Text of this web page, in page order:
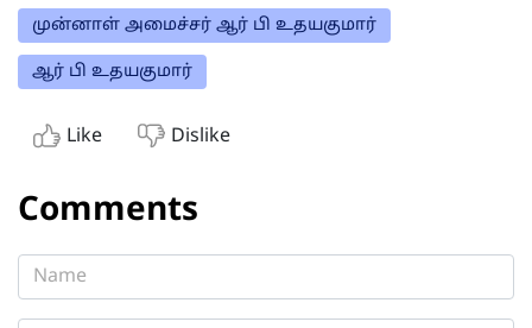
முன்னாள் அமைச்சர் ஆர் பி உதயகுமார்
ஆர் பி உதயகுமார்
Like Dislike
Comments